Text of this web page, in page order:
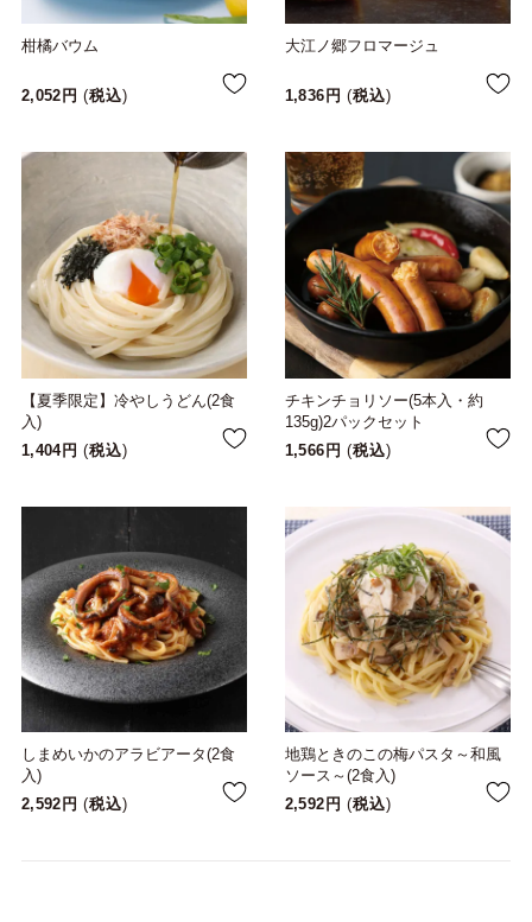
柑橘バウム
2,052 税込
大江ノ郷フロマージュ
1,836 税込
【夏季限定】冷やしうどん(2食
入)
1,404
税込
チキンチョリソー(5本入・約
135g)2パックセット
1,566
税込
しまめいかのアラビアータ(2食
入)
2,592
税込
地鶏ときのこの梅パスタ～和風
ソース～(2食入)
2,592
税込